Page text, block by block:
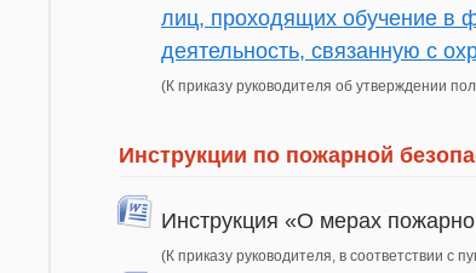
лиц, проходящих обучение в
деятельность, связанную с
(К приказу руководителя об утверждении
Инструкции по пожарной
Инструкция «О мерах
(К приказу руководителя, в соответствии